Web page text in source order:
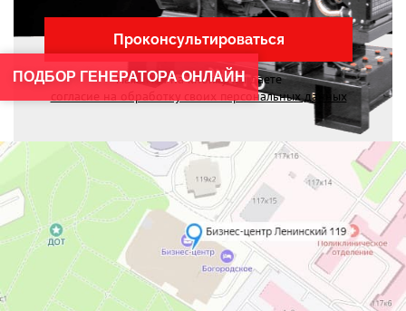
Проконсультироваться
Нажимая на кнопку, вы даете
согласие на обработку своих персональных данных
ПОДБОР ГЕНЕРАТОРА ОНЛАЙН